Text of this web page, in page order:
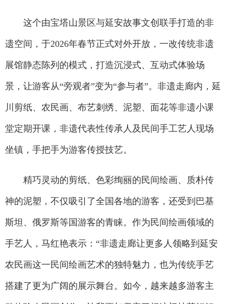
这个由宝塔山景区与延安故事文创联手打造的非
遗空间，于2026年春节正式对外开放，一改传统非遗
展馆静态陈列的模式，打造沉浸式、互动式体验场
景，让游客从“旁观者”变为“参与者”。非遗走廊内，延
川剪纸、农民画、布艺刺绣、泥塑、面花等非遗小课
堂定期开课，非遗代表性传承人及民间手工艺人现场
坐镇，手把手为游客传授技艺。
精巧灵动的剪纸、色彩绚丽的民间绘画、质朴传
神的泥塑，不仅吸引了全国各地的游客，还受到巴基
斯坦、俄罗斯等国游客的青睐。作为民间绘画领域的
手艺人，马红艳表示：“非遗走廊让更多人领略到延安
农民画这一民间绘画艺术的独特魅力，也为传统手艺
搭建了更为广阔的展示舞台。如今，越来越多游客主